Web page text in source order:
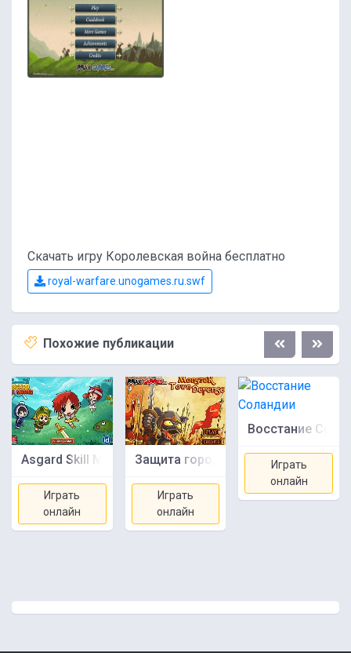
Скачать игру Королевская война бесплатно
royal-warfare.unogames.ru.swf
Похожие публикации
Asgard Skill Master
Играть
онлайн
Защита города монстров
Играть
онлайн
Восстание
Играть
онлайн